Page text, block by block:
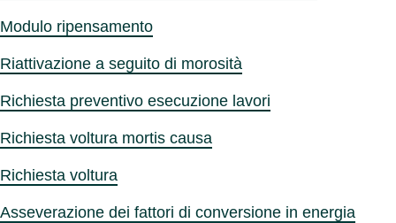
Modulo ripensamento
Riattivazione a seguito di morosità
Richiesta preventivo esecuzione lavori
Richiesta voltura mortis causa
Richiesta voltura
Asseverazione dei fattori di conversione in energia